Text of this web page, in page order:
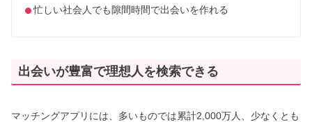
忙しい社会人でも隙間時間で出会いを作れる
出会いが豊富で理想人を検索できる
マッチングアプリには、多いものでは累計2,000万人、少なくとも